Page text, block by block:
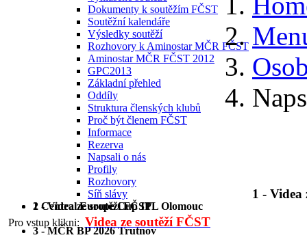
Dokumenty k soutěžím FČST
Soutěžní kalendáře
Výsledky soutěží
Rozhovory k Aminostar MČR FČST
Aminostar MČR FČST 2012
GPC2013
Základní přehled
Oddíly
Struktura členských klubů
Proč být členem FČST
Informace
Rezerva
Napsali o nás
Profily
Rozhovory
Síň slávy
1 - Videa ze soutěží FČST
2 Central Europe Cup IPL Olomouc
3 - MČR BP 2026 Trutnov
1 - Videa
Pro vstup klikni: Videa ze soutěží FČST